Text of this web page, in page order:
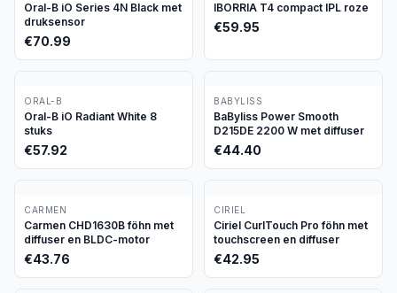
Oral-B iO Series 4N Black met
druksensor
€70.99
IBORRIA T4 compact IPL roze
€59.95
ORAL-B
Oral-B iO Radiant White 8
stuks
€57.92
BABYLISS
BaByliss Power Smooth
D215DE 2200 W met diffuser
€44.40
CARMEN
Carmen CHD1630B föhn met
diffuser en BLDC-motor
€43.76
CIRIEL
Ciriel CurlTouch Pro föhn met
touchscreen en diffuser
€42.95